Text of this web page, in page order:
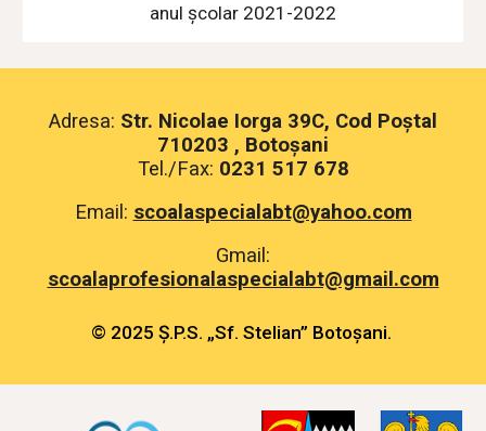
anul școlar 2021-2022
Adresa: Str. Nicolae Iorga 39C, Cod Poștal
710203 , Botoșani
Tel./Fax: 0231 517 678
Email: scoalaspecialabt@yahoo.com
Gmail:
scoalaprofesionalaspecialabt@gmail.com
© 2025 Ș.P.S. „Sf. Stelian” Botoșani.